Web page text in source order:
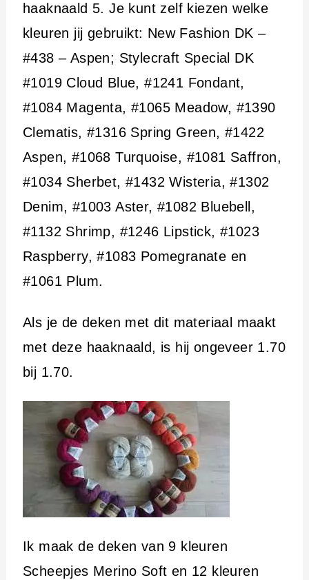
haaknaald 5. Je kunt zelf kiezen welke
kleuren jij gebruikt: New Fashion DK –
#438 – Aspen; Stylecraft Special DK
#1019 Cloud Blue, #1241 Fondant,
#1084 Magenta, #1065 Meadow, #1390
Clematis, #1316 Spring Green, #1422
Aspen, #1068 Turquoise, #1081 Saffron,
#1034 Sherbet, #1432 Wisteria, #1302
Denim, #1003 Aster, #1082 Bluebell,
#1132 Shrimp, #1246 Lipstick, #1023
Raspberry, #1083 Pomegranate en
#1061 Plum.
Als je de deken met dit materiaal maakt
met deze haaknaald, is hij ongeveer 1.70
bij 1.70.
Ik maak de deken van 9 kleuren
Scheepjes Merino Soft en 12 kleuren